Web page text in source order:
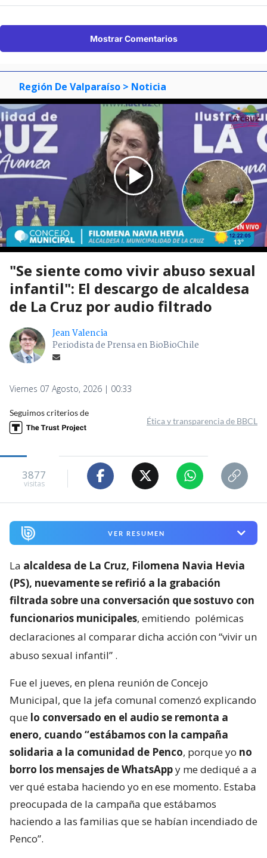
Mostrar Comentarios
Región De Valparaíso > Noticia
"Se siente como vivir abuso sexual
infantil": El descargo de alcaldesa
de La Cruz por audio filtrado
Jean Valencia
Periodista de Prensa en BioBioChile
Viernes 07 Agosto, 2026 | 00:33
Seguimos criterios de
Ética y transparencia de BBCL
3877
visitas
VER RESUMEN
La alcaldesa de La Cruz, Filomena Navia Hevia
(PS), nuevamente se refirió a la grabación
filtrada sobre una conversación que sostuvo con
funcionarios municipales, emitiendo polémicas
declaraciones al comparar dicha acción con “vivir un
abuso sexual infantil” .
Fue el jueves, en plena reunión de Concejo
Municipal, que la jefa comunal comenzó explicando
que lo conversado en el audio se remonta a
enero, cuando “estábamos con la campaña
solidaria a la comunidad de Penco, porque yo no
borro los mensajes de WhatsAppy me dediqué a a
ver qué estaba haciendo yo en ese momento. Estaba
preocupada de la campaña que estábamos
haciendo a las familias que se habían incendiado de
Penco”.